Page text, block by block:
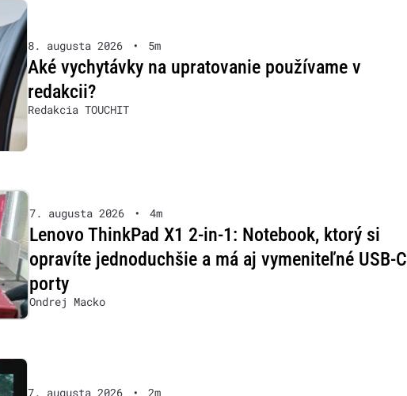
8. augusta 2026 • 5m
Aké vychytávky na upratovanie používame v
redakcii?
Redakcia TOUCHIT
7. augusta 2026 • 4m
Lenovo ThinkPad X1 2-in-1: Notebook, ktorý si
opravíte jednoduchšie a má aj vymeniteľné USB-C
porty
Ondrej Macko
7. augusta 2026 • 2m